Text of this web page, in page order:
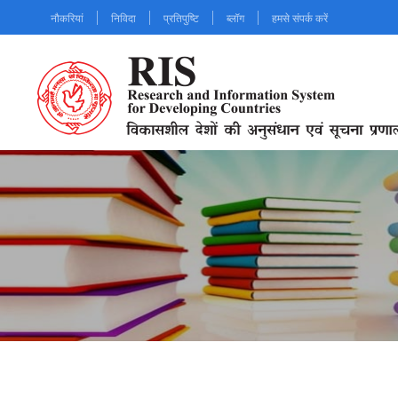
to
content
नौकरियां निविदा प्रतिपुष्टि ब्लॉग हमसे संपर्क करें